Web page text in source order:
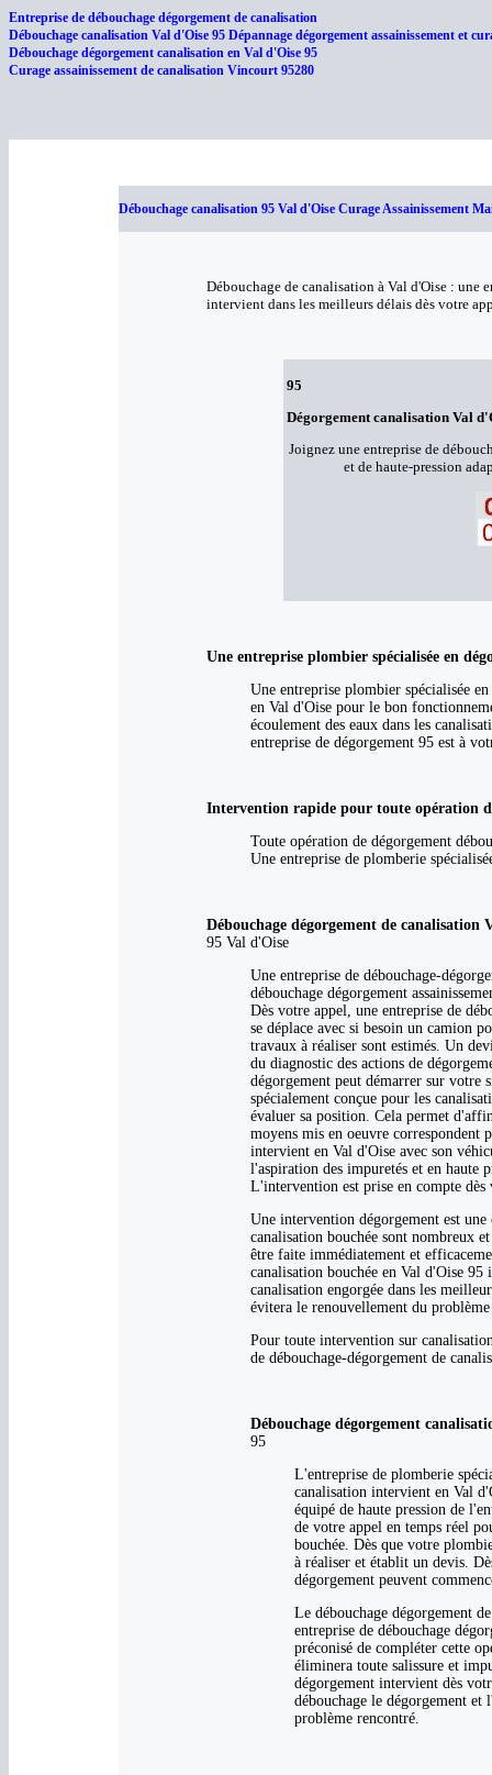
Entreprise de débouchage dégorgement de canalisation
Débouchage canalisation Val d'Oise 95 Dépannage dégorgement assainissement et
Débouchage dégorgement canalisation en Val d'Oise 95
Curage assainissement de canalisation Vincourt 95280
Débouchage canalisation 95 Val d'Oise Curage Assainissement
Débouchage de canalisation à Val d'Oise : une
intervient dans les meilleurs délais dès votre
95
Dégorgement canalisation Val
Joignez une entreprise de
et de haute-pression
Une entreprise plombier spécialisée en
Une entreprise plombier spécialisée
en Val d'Oise pour le bon
écoulement des eaux dans les
entreprise de dégorgement 95 est à
Intervention rapide pour toute opération
Toute opération de dégorgement
Une entreprise de plomberie
Débouchage dégorgement de
95 Val d'Oise
Une entreprise de débouchage-
débouchage dégorgement
Dès votre appel, une entreprise de
se déplace avec si besoin un camion
travaux à réaliser sont estimés. Un
du diagnostic des actions de
dégorgement peut démarrer sur votre
spécialement conçue pour les
évaluer sa position. Cela permet
moyens mis en oeuvre correspondent
intervient en Val d'Oise avec son
l'aspiration des impuretés et en haute
L'intervention est prise en compte dès
Une intervention dégorgement est
canalisation bouchée sont nombreux
être faite immédiatement et
canalisation bouchée en Val d'Oise
canalisation engorgée dans les
évitera le renouvellement du
Pour toute intervention sur
de débouchage-dégorgement de
Débouchage dégorgement
95
L'entreprise de plomberie
canalisation intervient en Val
équipé de haute pression de
de votre appel en temps réel
bouchée. Dès que votre
à réaliser et établit un devis.
dégorgement peuvent
Le débouchage dégorgement
entreprise de débouchage
préconisé de compléter cette
éliminera toute salissure et
dégorgement intervient dès
débouchage le dégorgement et
problème rencontré.